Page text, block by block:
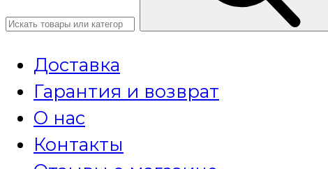
Доставка
Гарантия и возврат
О нас
Контакты